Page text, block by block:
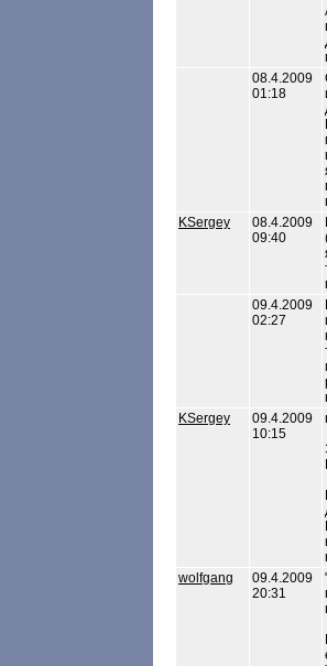
08.4.2009
01:18
KSergey
08.4.2009
09:40
09.4.2009
02:27
KSergey
09.4.2009
10:15
wolfgang
09.4.2009
20:31